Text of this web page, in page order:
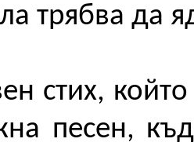
трябва да
стих,
песен,